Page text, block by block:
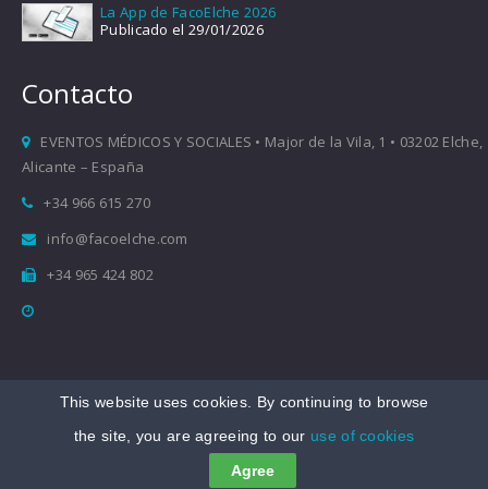
La App de FacoElche 2026
Publicado el 29/01/2026
Contacto
EVENTOS MÉDICOS Y SOCIALES • Major de la Vila, 1 • 03202 Elche,
Alicante – España
+34 966 615 270
info@facoelche.com
+34 965 424 802
Copyright © 2008-2026 FacoElche
Política de Privacidad|
This website uses cookies. By continuing to browse
the site, you are agreeing to our use of cookies
Agree